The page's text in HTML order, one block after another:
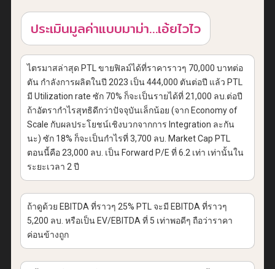
ประเมินมูลค่าแบบมาม่า…เอ้ยไวไว
ไตรมาสล่าสุด PTL ขายฟิลม์ได้ที่ราคาราวๆ 70,000 บาทต่อ
ตัน กำลังการผลิตในปี 2023 เป็น 444,000 ตันต่อปี แล้ว PTL
มี Utilization rate ซัก 70% ก็จะเป็นรายได้ที่ 21,000 ลบ.ต่อปี
ถ้าอัตรากำไรสุทธิดีกว่าปัจจุบันเล็กน้อย (จาก Economy of
Scale กับผลประโยชน์เชิงบวกจากการ Integration ละกัน
นะ) ซัก 18% ก็จะเป็นกำไรที่ 3,700 ลบ. Market Cap PTL
ตอนนี้คือ 23,000 ลบ. เป็น Forward P/E ที่ 6.2 เท่า เท่านั้นใน
ระยะเวลา 2 ปี
ถ้าดูด้วย EBITDA ที่ราวๆ 25% PTL จะมี EBITDA ที่ราวๆ
5,200 ลบ. หรือเป็น EV/EBITDA ที่ 5 เท่าพอดีๆ ถือว่าราคา
ค่อนข้างถูก